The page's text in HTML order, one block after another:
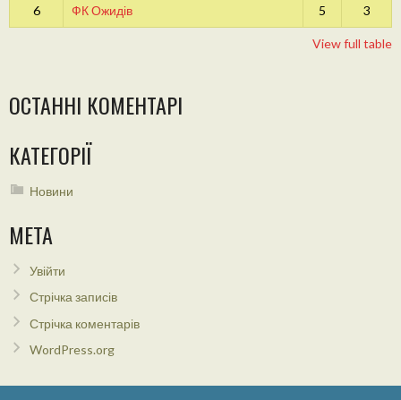
6 ФК Ожидів 5 3
View full table
ОСТАННІ КОМЕНТАРІ
КАТЕГОРІЇ
Новини
МЕТА
Увійти
Стрічка записів
Стрічка коментарів
WordPress.org